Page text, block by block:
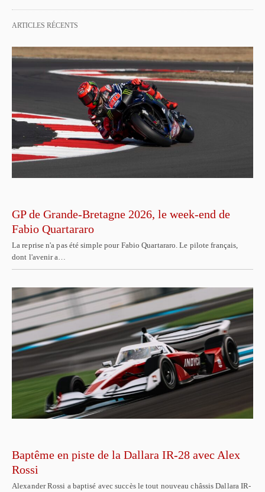
ARTICLES RÉCENTS
GP de Grande-Bretagne 2026, le week-end de
Fabio Quartararo
La reprise n'a pas été simple pour Fabio Quartararo. Le pilote français,
dont l'avenir a…
Baptême en piste de la Dallara IR-28 avec Alex
Rossi
Alexander Rossi a baptisé avec succès le tout nouveau châssis Dallara IR-